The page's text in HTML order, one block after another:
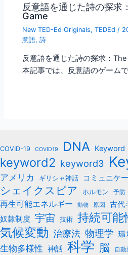
反意語を通じた詩の探
Game
New TED-Ed Originals,TEDEd /
意語,詩
反意語を通じた詩の探求：
本記事では、反意語のゲーム
COVID-19 COVID19 DNA Keyword
keyword2 keyword3
アメリカ ギリシャ神話 コミュニケ
シェイクスピア ホルモン 予防
再生可能エネルギー
動物 原因 古代
奴隷制度 宇宙 技術 持続可能
気候変動 治療法 物理学 環
生物多様性 神話 科学 脳 自動